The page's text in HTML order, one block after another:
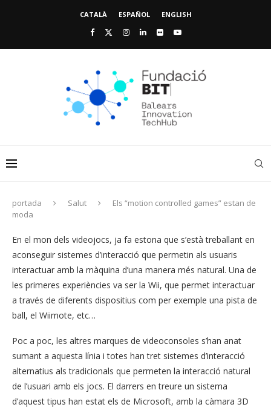
CATALÀ ESPAÑOL ENGLISH
portada Salut
Els “motion controlled games” estan de
moda
En el mon dels videojocs, ja fa estona que s’està treballant en
aconseguir sistemes d’interacció que permetin als usuaris
interactuar amb la màquina d’una manera més natural. Una de
les primeres experiències va ser la Wii, que permet interactuar
a través de diferents dispositius com per exemple una pista de
ball, el Wiimote, etc…
Poc a poc, les altres marques de videoconsoles s’han anat
sumant a aquesta línia i totes han tret sistemes d’interacció
alternatius als tradicionals que permeten la interacció natural
de l’usuari amb els jocs. El darrers en treure un sistema
d’aquest tipus han estat els de Microsoft, amb la càmara 3D